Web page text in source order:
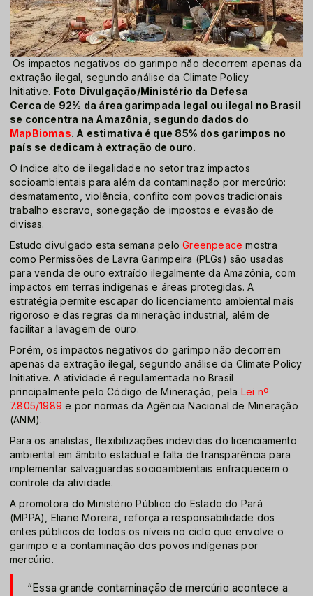
Os impactos negativos do garimpo não decorrem apenas da
extração ilegal, segundo análise da Climate Policy
Initiative. Foto Divulgação/Ministério da Defesa
Cerca de 92% da área garimpada legal ou ilegal no Brasil
se concentra na Amazônia, segundo dados do
MapBiomas. A estimativa é que 85% dos garimpos no
país se dedicam à extração de ouro.
O índice alto de ilegalidade no setor traz impactos
socioambientais para além da contaminação por mercúrio:
desmatamento, violência, conflito com povos tradicionais
trabalho escravo, sonegação de impostos e evasão de
divisas.
Estudo divulgado esta semana peloGreenpeace mostra
como Permissões de Lavra Garimpeira (PLGs) são usadas
para venda de ouro extraído ilegalmente da Amazônia, com
impactos em terras indígenas e áreas protegidas. A
estratégia permite escapar do licenciamento ambiental mais
rigoroso e das regras da mineração industrial, além de
facilitar a lavagem de ouro.
Porém, os impactos negativos do garimpo não decorrem
apenas da extração ilegal, segundo análise da Climate Policy
Initiative. A atividade é regulamentada no Brasil
principalmente pelo Código de Mineração, pela Lei nº
7.805/1989 e por normas da Agência Nacional de Mineração
(ANM).
Para os analistas, flexibilizações indevidas do licenciamento
ambiental em âmbito estadual e falta de transparência para
implementar salvaguardas socioambientais enfraquecem o
controle da atividade.
A promotora do Ministério Público do Estado do Pará
(MPPA), Eliane Moreira, reforça a responsabilidade dos
entes públicos de todos os níveis no ciclo que envolve o
garimpo e a contaminação dos povos indígenas por
mercúrio.
“Essa grande contaminação de mercúrio acontece a